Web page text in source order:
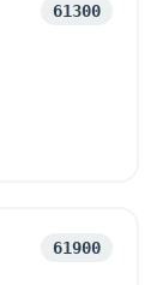
61300
61900